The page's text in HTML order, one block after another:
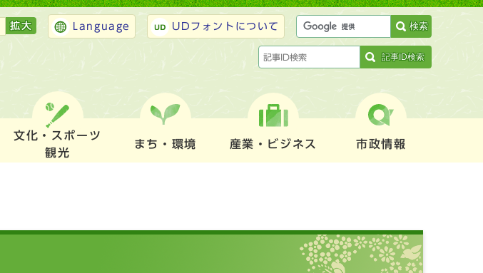
拡大 Language UDフォントについて 検索
記事ID検索
文化・スポーツ
観光
まち・環境 産業・ビジネス 市政情報